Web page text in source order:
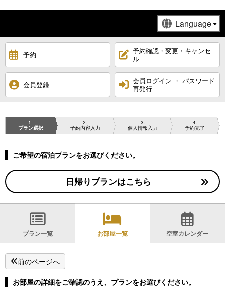
予約
予約確認・変更・キャンセ
ル
会員登録
会員ログイン ・ パスワード
再発行
1
プラン選択
2
予約内容入力
3
個人情報入力
4
予約完了
ご希望の宿泊プランをお選びください。
日帰りプランはこちら
プラン一覧 お部屋一覧 空室カレンダー
前のページへ
お部屋の詳細をご確認のうえ、プランをお選びください。